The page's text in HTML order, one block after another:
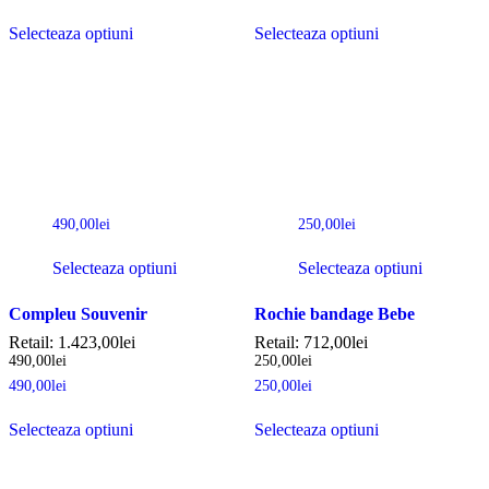
Selecteaza optiuni Selecteaza optiuni
490,00lei
Selecteaza optiuni
Compleu Souvenir
Retail: 1.423,00lei
490,00lei
490,00lei
Selecteaza optiuni
250,00lei
Selecteaza optiuni
Rochie bandage Bebe
Retail: 712,00lei
250,00lei
250,00lei
Selecteaza optiuni